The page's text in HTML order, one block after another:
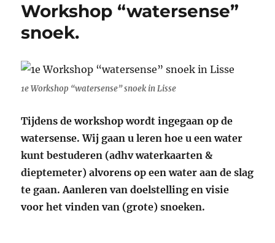
Workshop “watersense”
snoek.
1e Workshop “watersense” snoek in Lisse
Tijdens de workshop wordt ingegaan op de
watersense. Wij gaan u leren hoe u een water
kunt bestuderen (adhv waterkaarten &
dieptemeter) alvorens op een water aan de slag
te gaan. Aanleren van doelstelling en visie
voor het vinden van (grote) snoeken.